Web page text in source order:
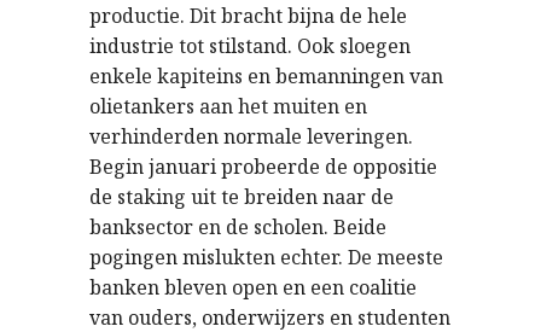
productie. Dit bracht bijna de hele
industrie tot stilstand. Ook sloegen
enkele kapiteins en bemanningen van
olietankers aan het muiten en
verhinderden normale leveringen.
Begin januari probeerde de oppositie
de staking uit te breiden naar de
banksector en de scholen. Beide
pogingen mislukten echter. De meeste
banken bleven open en een coalitie
van ouders, onderwijzers en studenten